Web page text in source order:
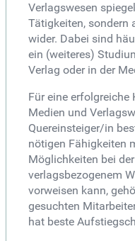
Verlagswesen
Tätigkeiten, sondern
wider. Dabei sind
ein (weiteres)
Verlag oder in der
Für eine erfolgreiche
Medien und
Quereinsteiger/in
nötigen Fähigkeiten
Möglichkeiten bei
verlagsbezogenem
vorweisen kann,
gesuchten
hat beste